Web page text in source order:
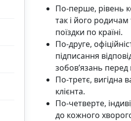
По-перше, рівень
так і його родичам
поїздки по країні.
По-друге,
підписання
зобов’язань перед
По-третє, вигідна
клієнта.
По-четверте,
до кожного